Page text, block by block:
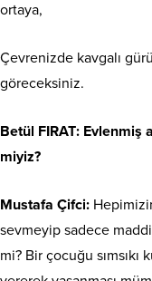
ortaya,
Çevrenizde kavgalı
göreceksiniz.
Betül FIRAT: Evlenmiş
miyiz?
Mustafa Çifci:
sevmeyip sadece
mi? Bir çocuğu